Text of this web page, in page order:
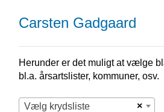
Carsten Gadgaard
Herunder er det muligt at vælge
bl.a. årsartslister, kommuner, osv.
×
Vælg krydsliste